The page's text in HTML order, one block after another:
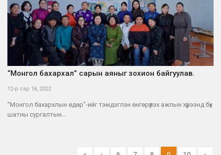
“Монгол бахархал” сарын аяныг зохион байгуулав.
12-р сар 16, 2022
“Монгол бахархлын өдөр”-ийг тэмдэглэн өнгөрүүлэх ажлын хүрээнд бүх
шатны сургалтын...